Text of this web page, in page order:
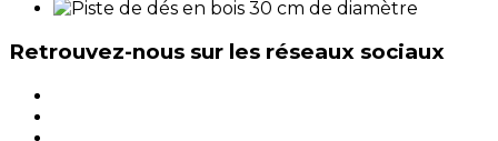
Retrouvez-nous sur les réseaux sociaux